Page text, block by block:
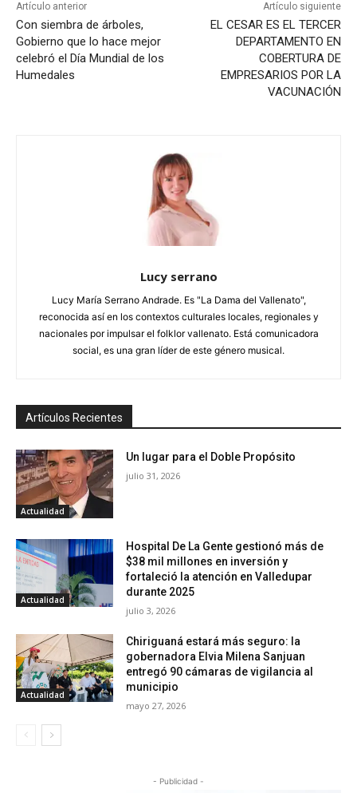
Artículo anterior
Con siembra de árboles,
Gobierno que lo hace mejor
celebró el Día Mundial de los
Humedales
Artículo siguiente
EL CESAR ES EL TERCER
DEPARTAMENTO EN
COBERTURA DE
EMPRESARIOS POR LA
VACUNACIÓN
Lucy serrano
Lucy María Serrano Andrade. Es "La Dama del Vallenato",
reconocida así en los contextos culturales locales, regionales y
nacionales por impulsar el folklor vallenato. Está comunicadora
social, es una gran líder de este género musical.
Artículos Recientes
Actualidad
Un lugar para el Doble Propósito
julio 31, 2026
Actualidad
Hospital De La Gente gestionó más de
$38 mil millones en inversión y
fortaleció la atención en Valledupar
durante 2025
julio 3, 2026
Actualidad
Chiriguaná estará más seguro: la
gobernadora Elvia Milena Sanjuan
entregó 90 cámaras de vigilancia al
municipio
mayo 27, 2026
- Publicidad -